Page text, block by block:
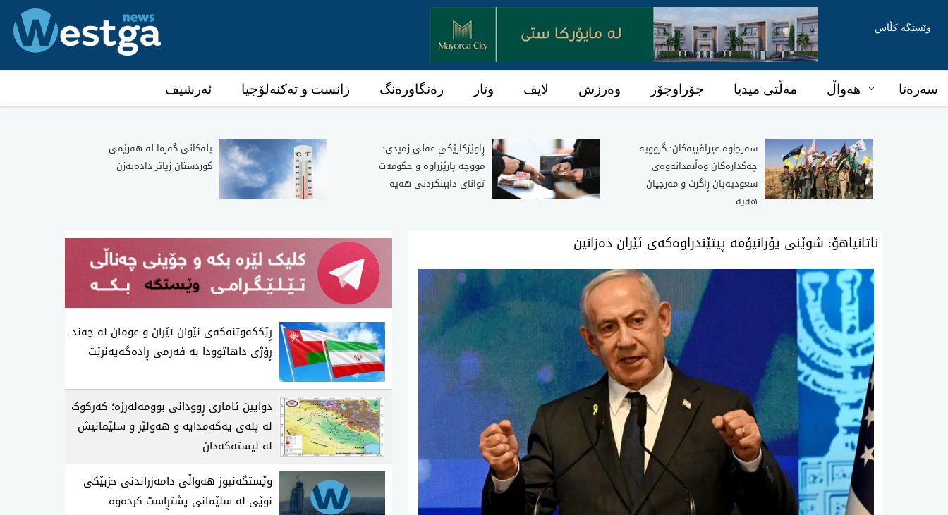
وێستگە کڵاس
سەرەتا هەواڵ مەڵتی میدیا جۆراوجۆر وەرزش لایف وتار رەنگاورەنگ زانست و تەکنەلۆجیا ئەرشیف
سەرچاوە عیراقییەکان: گرووپە
چەکدارەکان وەڵامدانەوەی
سعودیەیان ڕاگرت و مەرجیان
هەیە
ڕاوێژکارێکی عەلی زەیدی:
مووچە پارێزراوە و حکومەت
توانای دابینکردنی هەیە
پلەکانی گەرما لە هەرێمی
کوردستان زیاتر دادەبەزن
ناتانیاهۆ: شوێنی‌ یۆرانیۆمه‌ پیتێندراوه‌كه‌ی ئێران ده‌زانین
ڕێککەوتنەکەی نێوان ئێران و عومان لە چەند
ڕۆژی داهاتوودا بە فەرمی ڕادەگەیەنرێت
دوایین ئاماری ڕوودانی بوومەلەرزە؛ کەرکوک
لە پلەی یەکەمدایە و هەولێر و سلێمانیش
لە لیستەکەدان
وێستگەنیوز هەواڵی دامەزراندنی حزبێکی
نوێی لە سلێمانی پشتڕاست کردەوە